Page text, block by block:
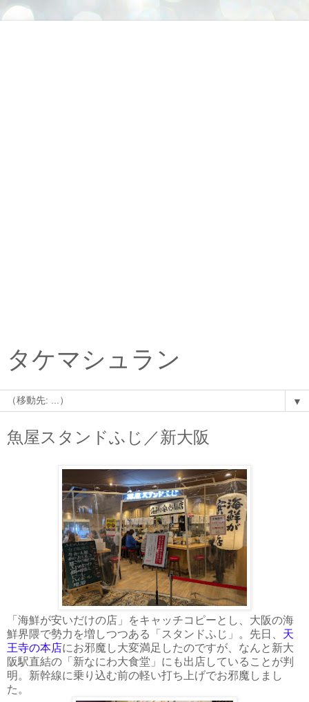
タケマシュラン
▼
魚屋スタンドふじ／新大阪
「海鮮が安いだけの店」をキャッチコピーとし、大阪の海
鮮界隈で勢力を増しつつある「スタンドふじ」。先日、 天
王寺の本店にお邪魔し大変満足したのですが、なんと新大
阪駅直結の「新なにわ大食堂」にも出店していることが判
明。新幹線に乗り込む前の軽い打ち上げでお邪魔しまし
た。